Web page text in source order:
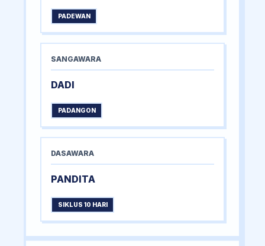
PADEWAN
SANGAWARA
DADI
PADANGON
DASAWARA
PANDITA
SIKLUS 10 HARI